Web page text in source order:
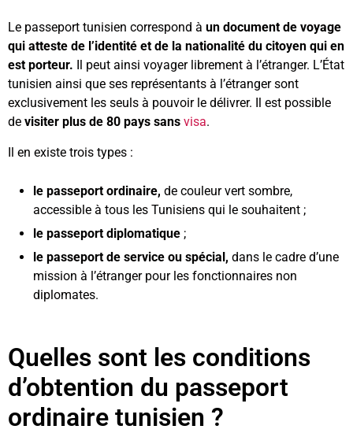
Le passeport tunisien correspond à un document de voyage
qui atteste de l’identité et de la nationalité du citoyen qui en
est porteur. Il peut ainsi voyager librement à l’étranger. L’État
tunisien ainsi que ses représentants à l’étranger sont
exclusivement les seuls à pouvoir le délivrer. Il est possible
de visiter plus de 80 pays sans visa.
Il en existe trois types :
le passeport ordinaire, de couleur vert sombre,
accessible à tous les Tunisiens qui le souhaitent ;
le passeport diplomatique ;
le passeport de service ou spécial, dans le cadre d’une
mission à l’étranger pour les fonctionnaires non
diplomates.
Quelles sont les conditions
d’obtention du passeport
ordinaire tunisien ?